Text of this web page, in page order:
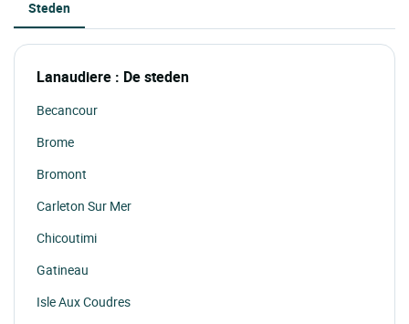
Steden
Lanaudiere : De steden
Becancour
Brome
Bromont
Carleton Sur Mer
Chicoutimi
Gatineau
Isle Aux Coudres